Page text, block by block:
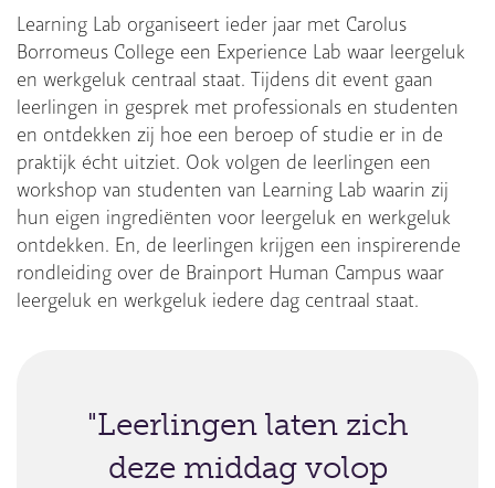
Learning Lab organiseert ieder jaar met Carolus
Borromeus College een Experience Lab waar leergeluk
en werkgeluk centraal staat. Tijdens dit event gaan
leerlingen in gesprek met professionals en studenten
en ontdekken zij hoe een beroep of studie er in de
praktijk écht uitziet. Ook volgen de leerlingen een
workshop van studenten van Learning Lab waarin zij
hun eigen ingrediënten voor leergeluk en werkgeluk
ontdekken. En, de leerlingen krijgen een inspirerende
rondleiding over de Brainport Human Campus waar
leergeluk en werkgeluk iedere dag centraal staat.
"Leerlingen laten zich
deze middag volop